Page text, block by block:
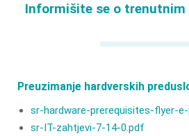
Informišite se o trenutnim
Preuzimanje hardverskih
sr-hardware-prerequisites-flyer-
sr-IT-zahtjevi-7-14-0.pdf